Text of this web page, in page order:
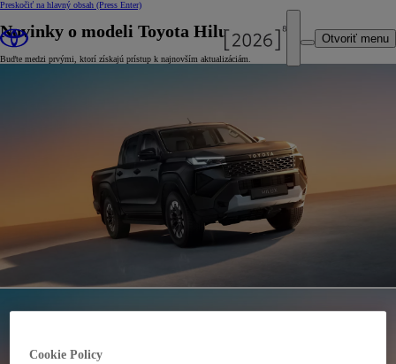
Preskočiť na hlavný obsah (Press Enter)
Otvoriť menu
Novinky o modeli Toyota Hilux
Buďte medzi prvými, ktorí získajú prístup k najnovším aktualizáciám.
Cookie Policy